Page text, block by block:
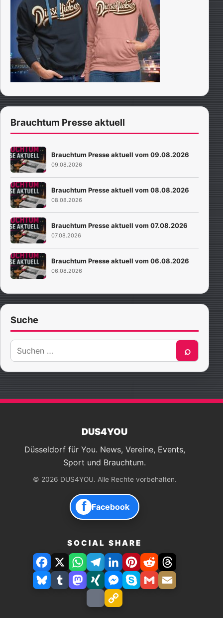
Brauchtum Presse aktuell
Brauchtum Presse aktuell vom 09.08.2026
09.08.2026
Brauchtum Presse aktuell vom 08.08.2026
08.08.2026
Brauchtum Presse aktuell vom 07.08.2026
07.08.2026
Brauchtum Presse aktuell vom 06.08.2026
06.08.2026
Suche
Suche
nach:
⌕
DUS4YOU
Düsseldorf für You. News, Vereine, Events,
Sport und Brauchtum.
© 2026 DUS4YOU. Alle Rechte vorbehalten.
f Facebook
SOCIAL SHARE
Facebook
X WhatsApp
Telegram
LinkedInPinterest
RedditThreads
BlueskyTumblrMastodon
XingFacebook
Messenger
SkypeGmailE-
Drucken
Link